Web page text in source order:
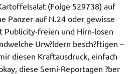
(Folge 529738) auf
Panzer auf N.24 oder gewisse
Publicity-freien und Hirn-losen
Urw?ldern besch?ftigen –
diesen Kraftausdruck, einfach
diese Semi-Reportagen ?ber